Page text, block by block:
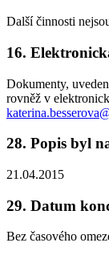
Další činnosti
16.
Dokumenty,
rovněž v
28. Popis byl
21.04.2015
29. Datum
Bez časového